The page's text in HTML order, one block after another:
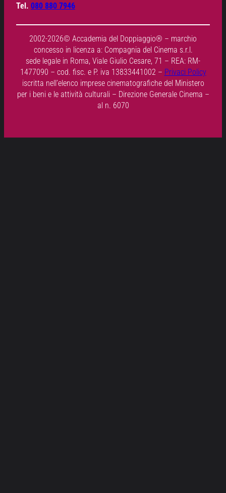
Tel. 080 880 7946
2002-2026© Accademia del Doppiaggio® – marchio
concesso in licenza a: Compagnia del Cinema s.r.l.
sede legale in Roma, Viale Giulio Cesare, 71 – REA: RM-
1477090 – cod. fisc. e P. iva 13833441002 – Privaci Policy
iscritta nell’elenco imprese cinematografiche del Ministero
per i beni e le attività culturali – Direzione Generale Cinema –
al n. 6070